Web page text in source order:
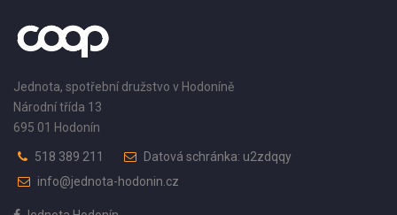
Jednota, spotřební družstvo v Hodoníně
Národní třída 13
695 01 Hodonín
518 389 211
Datová schránka: u2zdqqy
info@jednota-hodonin.cz